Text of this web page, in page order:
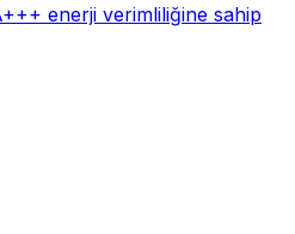
enerji verimliliğine sahip